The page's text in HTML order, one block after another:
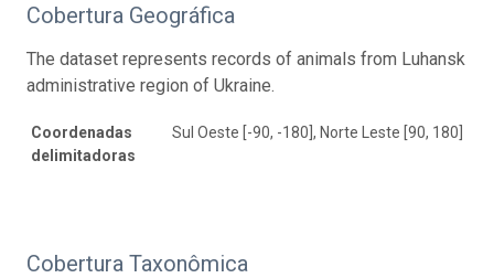
Cobertura Geográfica
The dataset represents records of animals from Luhansk
administrative region of Ukraine.
Coordenadas
delimitadoras
Sul Oeste [-90, -180], Norte Leste [90, 180]
Cobertura Taxonômica